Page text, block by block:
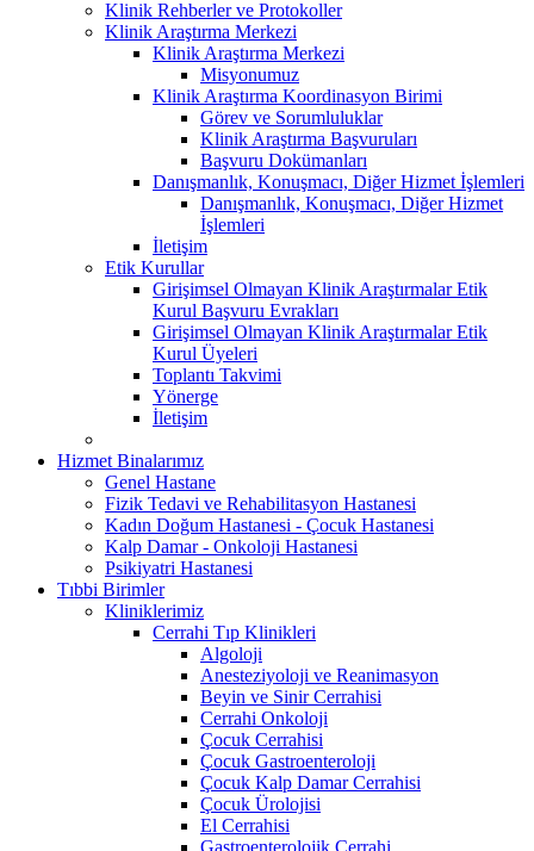
Klinik Rehberler ve Protokoller
Klinik Araştırma Merkezi
Klinik Araştırma Merkezi
Misyonumuz
Klinik Araştırma Koordinasyon Birimi
Görev ve Sorumluluklar
Klinik Araştırma Başvuruları
Başvuru Dokümanları
Danışmanlık, Konuşmacı, Diğer Hizmet İşlemleri
Danışmanlık, Konuşmacı, Diğer Hizmet
İşlemleri
İletişim
Etik Kurullar
Girişimsel Olmayan Klinik Araştırmalar Etik
Kurul Başvuru Evrakları
Girişimsel Olmayan Klinik Araştırmalar Etik
Kurul Üyeleri
Toplantı Takvimi
Yönerge
İletişim
Hizmet Binalarımız
Genel Hastane
Fizik Tedavi ve Rehabilitasyon Hastanesi
Kadın Doğum Hastanesi - Çocuk Hastanesi
Kalp Damar - Onkoloji Hastanesi
Psikiyatri Hastanesi
Tıbbi Birimler
Kliniklerimiz
Cerrahi Tıp Klinikleri
Algoloji
Anesteziyoloji ve Reanimasyon
Beyin ve Sinir Cerrahisi
Cerrahi Onkoloji
Çocuk Cerrahisi
Çocuk Gastroenteroloji
Çocuk Kalp Damar Cerrahisi
Çocuk Ürolojisi
El Cerrahisi
Gastroenterolojik Cerrahi